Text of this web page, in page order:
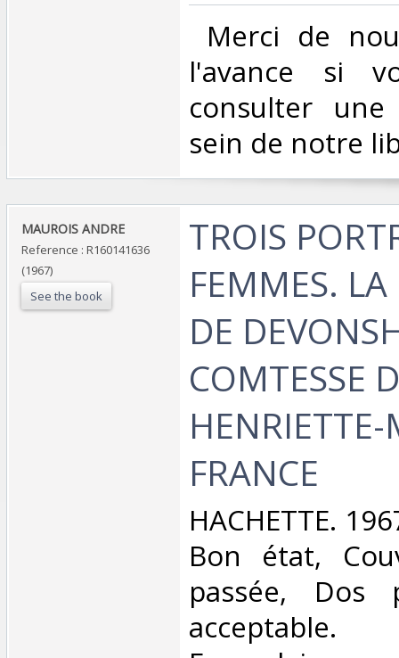
Merci de
l'avance si
consulter
sein de notre
‎MAUROIS ANDRE‎
Reference : R160141636
(1967)
See the book
‎TROIS
FEMMES. LA
DE
COMTESSE
FRANCE‎
‎HACHETTE.
Bon état,
passée, Dos